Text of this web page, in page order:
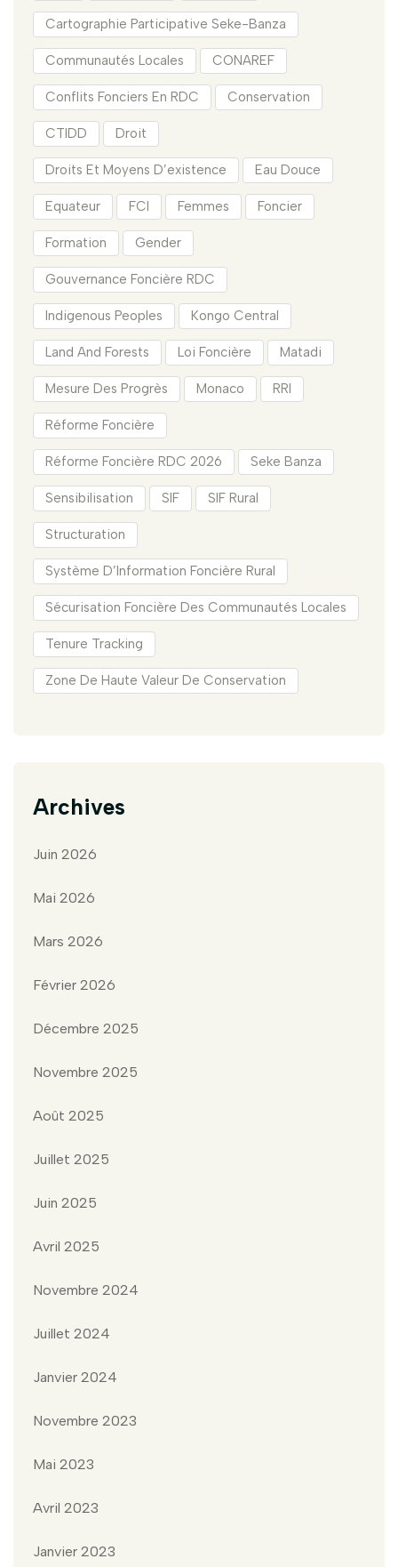
Cartographie Participative Seke-Banza
Communautés Locales CONAREF
Conflits Fonciers En RDC Conservation
CTIDD Droit
Droits Et Moyens D’existence Eau Douce
Equateur FCI Femmes Foncier
Formation Gender
Gouvernance Foncière RDC
Indigenous Peoples Kongo Central
Land And Forests Loi Foncière Matadi
Mesure Des Progrès Monaco RRI
Réforme Foncière
Réforme Foncière RDC 2026 Seke Banza
Sensibilisation SIF SIF Rural
Structuration
Système D’Information Foncière Rural
Sécurisation Foncière Des Communautés Locales
Tenure Tracking
Zone De Haute Valeur De Conservation
Archives
Juin 2026
Mai 2026
Mars 2026
Février 2026
Décembre 2025
Novembre 2025
Août 2025
Juillet 2025
Juin 2025
Avril 2025
Novembre 2024
Juillet 2024
Janvier 2024
Novembre 2023
Mai 2023
Avril 2023
Janvier 2023